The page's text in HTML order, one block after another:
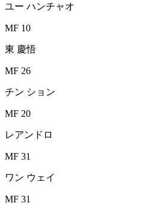
ユー ハンチャオ
MF 10
東 慶悟
MF 26
チン ション
MF 20
レアンドロ
MF 31
ワン ウェイ
MF 31